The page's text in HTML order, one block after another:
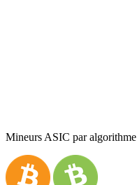
Mineurs ASIC par algorithme